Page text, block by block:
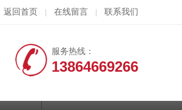
返回首页 在线留言 联系我们
服务热线：
13864669266